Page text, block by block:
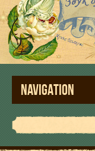
NAVIGATION